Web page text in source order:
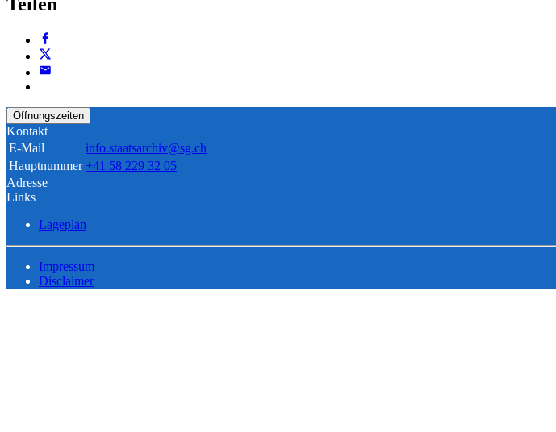
Teilen
Öffnungszeiten
Kontakt
E-Mail
info.staatsarchiv@sg.ch
Hauptnummer +41 58 229 32 05
Adresse
Links
Lageplan
Impressum
Disclaimer